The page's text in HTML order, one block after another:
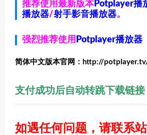
推荐使用最新版本Potplayer播
播放器/射手影音播放器。
强烈推荐使用 Potplayer播放器
简体中文版本官网：http://
支付成功后自动转跳下载链接
如遇任何问题，请联系